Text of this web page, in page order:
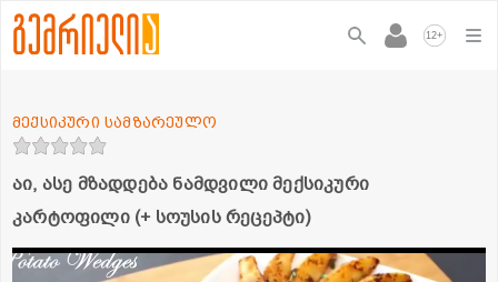
12+
აი, ასე მზადდება ნამდვილი მექსიკური
კარტოფილი (+ სოუსის რეცეპტი)
მექსიკური სამზარეულო